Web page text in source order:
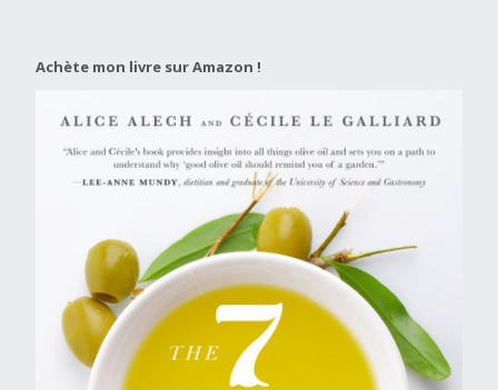
Achète mon livre sur Amazon !